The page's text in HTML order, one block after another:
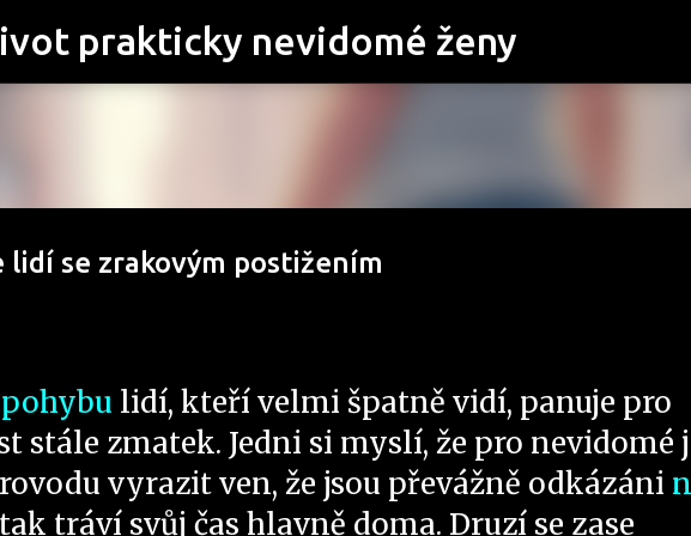
Přeskočit na hlavní obsah
prakticky nevidomé ženy
lidí se zrakovým postižením
lidí, kteří velmi špatně vidí, panuje pro
stále zmatek. Jedni si myslí, že pro nevidomé
vyrazit ven, že jsou převážně odkázáni
tráví svůj čas hlavně doma. Druzí se zase